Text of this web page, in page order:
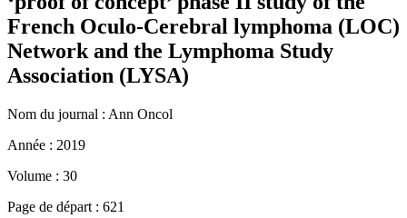
French Oculo-Cerebral lymphoma (LOC)
Network and the Lymphoma Study
Association (LYSA)
Nom du journal : Ann Oncol
Année : 2019
Volume : 30
Page de départ : 621